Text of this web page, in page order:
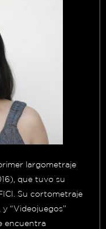
largometraje
que tuvo su
Su cortometraje
“Videojuegos”
encuentra